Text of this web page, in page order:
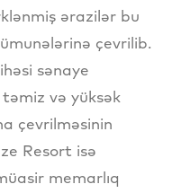
ərazilər bu
çevrilib.
sənaye
təmiz və yüksək
çevrilməsinin
Resort isə
memarlıq